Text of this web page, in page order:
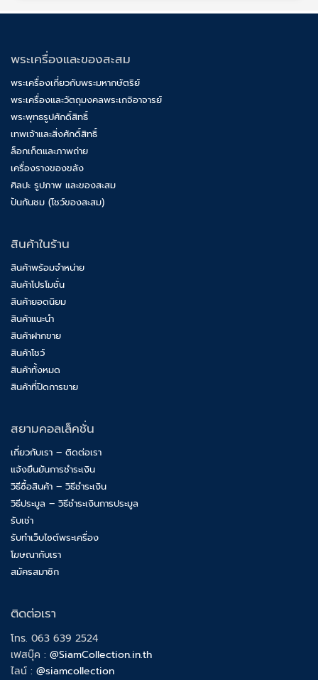
พระเครื่องและของสะสม
พระเครื่องเกี่ยวกับพระมหากษัตริย์
พระเครื่องและวัตถุมงคลพระเกจิอาจารย์
พระพุทธรูปศักดิ์สิทธิ์
เทพเจ้าและสิ่งศักดิ์สิทธิ์
ล็อกเก็ตและภาพถ่าย
เครื่องรางของขลัง
ศิลปะ รูปภาพ และของสะสม
ปันกันชม (โชว์ของสะสม)
สินค้าในร้าน
สินค้าพร้อมจำหน่าย
สินค้าโปรโมชั่น
สินค้ายอดนิยม
สินค้าแนะนำ
สินค้าฝากขาย
สินค้าโชว์
สินค้าทั้งหมด
สินค้าที่ปิดการขาย
สยามคอลเล็คชั่น
เกี่ยวกับเรา – ติดต่อเรา
แจ้งยืนยันการชำระเงิน
วิธีซื้อสินค้า – วิธีชำระเงิน
วิธีประมูล – วิธีชำระเงินการประมูล
รับเช่า
รับทำเว็บไซต์พระเครื่อง
โฆษณากับเรา
สมัครสมาชิก
ติดต่อเรา
โทร. 063 639 2524
เฟสบุ๊ค : @SiamCollection.in.th
ไลน์ : @siamcollection